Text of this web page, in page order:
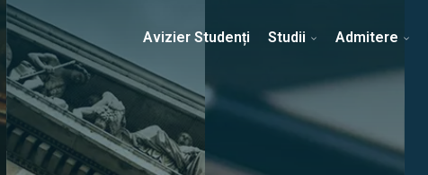
Erasmus & Internațional Despre Facultate Știri
Avizier Studenți Studii Admitere